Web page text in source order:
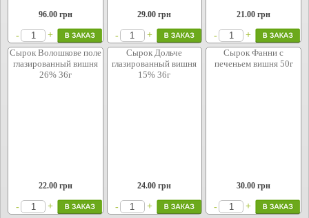
96.00грн
- +
29.00 грн
- +
21.00 грн
-
+
Сырок Волошкове поле
глазированный вишня
26% 36г
22.00грн
- +
Сырок Дольче
глазированный вишня
15% 36г
24.00 грн
- +
Сырок Фанни с
печеньем вишня 50г
30.00 грн
-
+